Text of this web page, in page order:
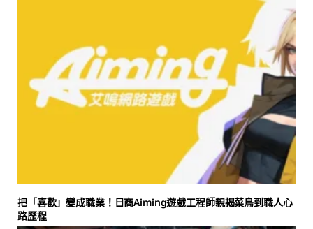
把「喜歡」變成職業！日商Aiming遊戲工程師親揭菜鳥到職人心
路歷程